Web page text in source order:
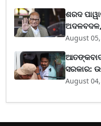
ଶରଦ
August
ସରକାର:
August